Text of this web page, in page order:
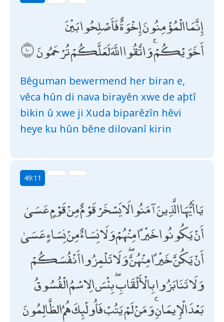
إِنَّمَا الْمُؤْمِنُونَ إِخْوَةٌ فَأَصْلِحُوا بَيْنَ
أَخَوَيْكُمْ ۚ وَاتَّقُوا اللَّهَ لَعَلَّكُمْ تُرْحَمُونَ
Bêguman bewermend her biran e,
vêca hûn di nava birayên xwe de aþtî
bikin û xwe ji Xuda biparêzîn hêvi
heye ku hûn bêne dilovanî kirin
49:11
يَا أَيُّهَا الَّذِينَ آمَنُوا لَا يَسْخَرْ قَوْمٌ مِنْ قَوْمٍ عَسَىٰ
أَنْ يَكُونُوا خَيْرًا مِنْهُمْ وَلَا نِسَاءٌ مِنْ نِسَاءٍ عَسَىٰ
أَنْ يَكُنَّ خَيْرًا مِنْهُنَّ ۖ وَلَا تَلْمِزُوا أَنْفُسَكُمْ
وَلَا تَنَابَزُوا بِالْأَلْقَابِ ۖ بِئْسَ الِاسْمُ الْفُسُوقُ
بَعْدَ الْإِيمَانِ ۚ وَمَنْ لَمْ يَتُبْ فَأُولَٰئِكَ هُمُ الظَّالِمُونَ